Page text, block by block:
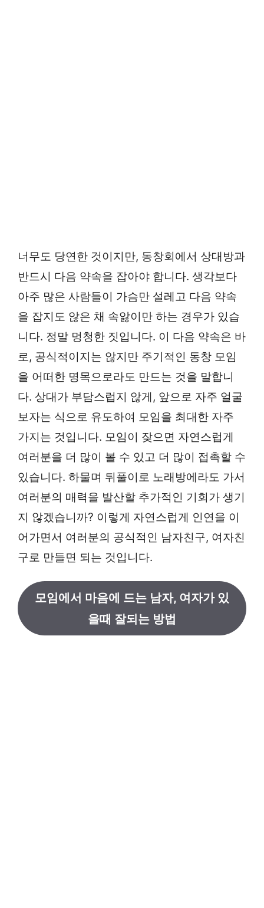
너무도 당연한 것이지만, 동창회에서 상대방과
반드시 다음 약속을 잡아야 합니다. 생각보다
아주 많은 사람들이 가슴만 설레고 다음 약속
을 잡지도 않은 채 속앓이만 하는 경우가 있습
니다. 정말 멍청한 짓입니다. 이 다음 약속은 바
로, 공식적이지는 않지만 주기적인 동창 모임
을 어떠한 명목으로라도 만드는 것을 말합니
다. 상대가 부담스럽지 않게, 앞으로 자주 얼굴
보자는 식으로 유도하여 모임을 최대한 자주
가지는 것입니다. 모임이 잦으면 자연스럽게
여러분을 더 많이 볼 수 있고 더 많이 접촉할 수
있습니다. 하물며 뒤풀이로 노래방에라도 가서
여러분의 매력을 발산할 추가적인 기회가 생기
지 않겠습니까? 이렇게 자연스럽게 인연을 이
어가면서 여러분의 공식적인 남자친구, 여자친
구로 만들면 되는 것입니다.
모임에서 마음에 드는 남자, 여자가 있
을때 잘되는 방법